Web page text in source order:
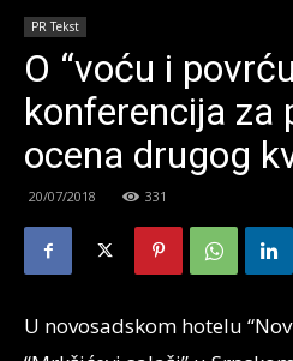
Kikinda
PR Tekst
O “voću i
konferencija za
ocena drugog
20/07/2018 331
U novosadskom hotelu